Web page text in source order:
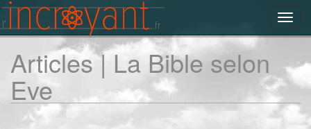
Articles | La Bible selon
Eve